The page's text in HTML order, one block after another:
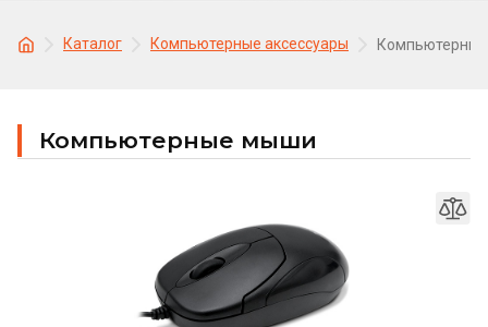
Каталог Компьютерные аксессуары
Компьютерные мыши